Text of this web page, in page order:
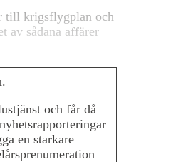
till krigsflygplan och
av sådana affärer
och får då
en starkare